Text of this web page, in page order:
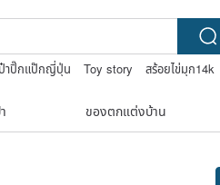
ป๋าปิ๊กแป๊กญี่ปุ่น Toy story
สร้อยไข่มุก14k
ของตกแต่งบ้าน